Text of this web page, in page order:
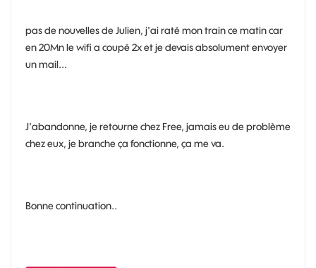
pas de nouvelles de Julien, j'ai raté mon train ce matin car
en 20Mn le wifi a coupé 2x et je devais absolument envoyer
un mail...
J'abandonne, je retourne chez Free, jamais eu de problème
chez eux, je branche ça fonctionne, ça me va.
Bonne continuation..